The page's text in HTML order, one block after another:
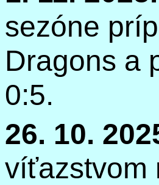
sezóne
Dragons a
0:5.
26. 10.
víťazstvom